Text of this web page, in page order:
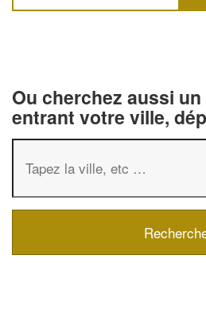
Ou cherchez aussi
entrant votre ville,